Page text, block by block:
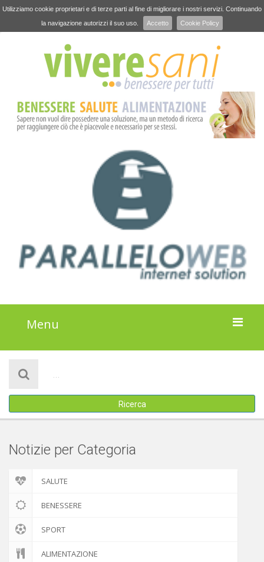
Utilizziamo cookie proprietari e di terze parti al fine di migliorare i nostri servizi. Continuando
la navigazione autorizzi il suo uso.
Accetto Cookie Policy
Menu
ATTIVITÀ
IL PROGETTO
Ricerca
Notizie per Categoria
SALUTE
BENESSERE
SPORT
ALIMENTAZIONE